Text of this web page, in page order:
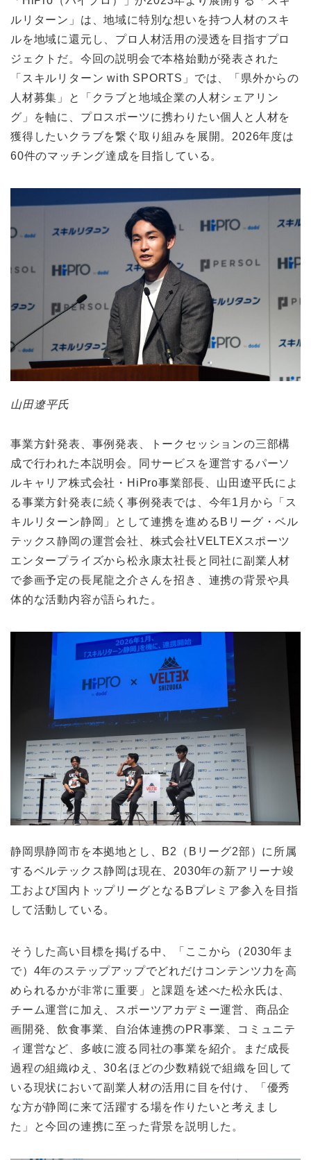
ルリターン」は、地域に特別な想いを持つ人材のスキ
ルを地域に還元し、プロ人材活用の浸透を目指すプロ
ジェクトだ。今回の説明会で本格始動が発表された
「スキルリターン with SPORTS」では、「県外からの
人材募集」と「クラブと地域企業の人材シェアリン
グ」を軸に、プロスポーツに携わりたい個人と人材を
獲得したいクラブを繋ぐ取り組みを展開。2026年度は
60件のマッチング達成を目指している。
山田遼平氏
事業方針発表、事例発表、トークセッションの三部構
成で行われた本説明会。同サービスを運営するパーソ
ルキャリア株式会社・HiPro事業部長、山田遼平氏によ
る事業方針発表に続く事例発表では、今年1月から「ス
キルリターン静岡」として連携を進めるBリーグ・ベル
テックス静岡の運営会社、株式会社VELTEXスポーツ
エンタープライズから松永康太社長と同社に副業人材
で参画予定の長尾龍之介さんを招き、連携の背景や具
体的な活動内容が語られた。
静岡県静岡市を本拠地とし、B2（Bリーグ2部）に所属
するベルテックス静岡は現在、2030年の新アリーナ竣
工および国内トップリーグとなるBプレミア参入を目指
して活動している。
そうした高い目標を掲げる中、「ここから（2030年ま
で）4年のステップアップでどれだけコンテンツ力を高
められるかが非常に重要」と課題を述べた松永氏は、
チーム運営に加え、スポーツアカデミー運営、商品企
画開発、飲食事業、自治体連携のPR事業、コミュニテ
ィ運営など、多岐に渡る同社の事業を紹介。まだ成長
過程の組織ゆえ、30名ほどの少数精鋭で組織を回して
いる現状において副業人材の活用に目を付け、「優秀
な方が静岡に来て活躍する場を作りたいと考えまし
た」と今回の連携に至った背景を説明した。